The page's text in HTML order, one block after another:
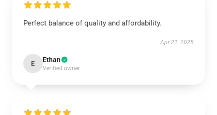
Perfect balance of quality and affordability.
Apr 21, 2025
E Ethan
Verified owner